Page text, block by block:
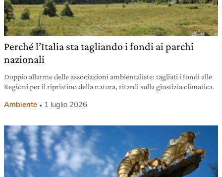
Perché l’Italia sta tagliando i fondi ai parchi
nazionali
Doppio allarme delle associazioni ambientaliste: tagliati i fondi alle
Regioni per il ripristino della natura, ritardi sulla giustizia climatica.
Ambiente 1 luglio 2026